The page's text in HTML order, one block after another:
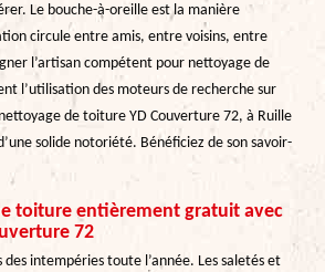
Le bouche-à-oreille est la manière
circule entre amis, entre voisins, entre
l’artisan compétent pour nettoyage de
l’utilisation des moteurs de recherche sur
de toiture YD Couverture 72, à Ruille
solide notoriété. Bénéficiez de son savoir-
toiture entièrement gratuit avec
72
intempéries toute l’année. Les saletés et